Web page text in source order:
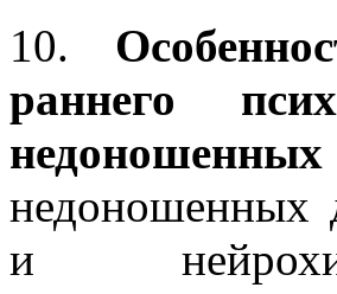
10.
раннего
недоношенных
недоношенных
и